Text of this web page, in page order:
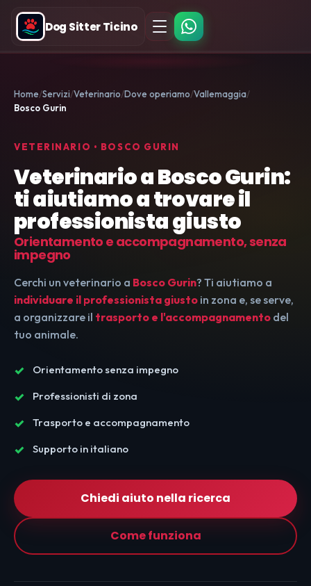
Dog Sitter Ticino
Home Servizi Veterinario Dove operiamo Vallemaggia
Bosco Gurin
VETERINARIO • BOSCO GURIN
Veterinario a Bosco Gurin:
ti aiutiamo a trovare il
professionista giusto
Orientamento e accompagnamento, senza
impegno
Cerchi un veterinario a Bosco Gurin? Ti aiutiamo a
individuare il professionista giusto in zona e, se serve,
a organizzare il trasporto e l'accompagnamento del
tuo animale.
Orientamento senza impegno
Professionisti di zona
Trasporto e accompagnamento
Supporto in italiano
Chiedi aiuto nella ricerca
Come funziona